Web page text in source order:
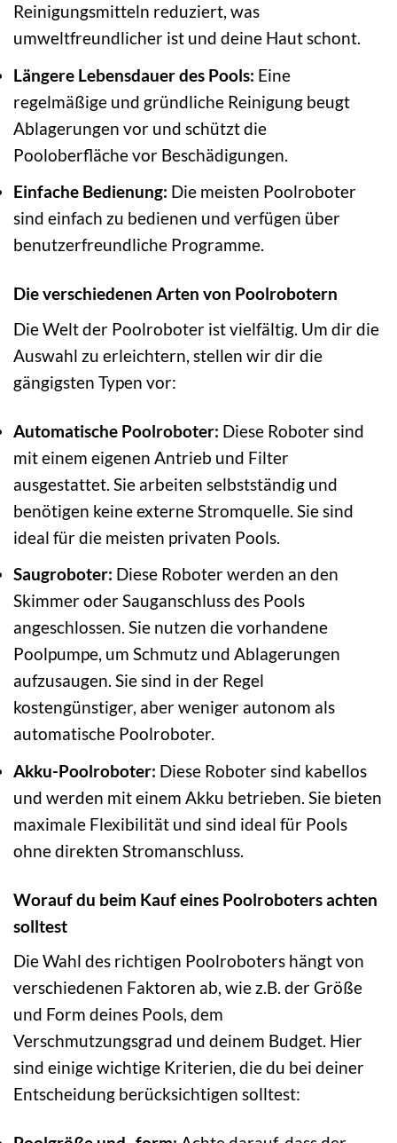
Reinigungsmitteln reduziert, was
umweltfreundlicher ist und deine Haut schont.
Längere Lebensdauer des Pools: Eine
regelmäßige und gründliche Reinigung beugt
Ablagerungen vor und schützt die
Pooloberfläche vor Beschädigungen.
Einfache Bedienung: Die meisten Poolroboter
sind einfach zu bedienen und verfügen über
benutzerfreundliche Programme.
Die verschiedenen Arten von Poolrobotern
Die Welt der Poolroboter ist vielfältig. Um dir die
Auswahl zu erleichtern, stellen wir dir die
gängigsten Typen vor:
Automatische Poolroboter: Diese Roboter sind
mit einem eigenen Antrieb und Filter
ausgestattet. Sie arbeiten selbstständig und
benötigen keine externe Stromquelle. Sie sind
ideal für die meisten privaten Pools.
Saugroboter: Diese Roboter werden an den
Skimmer oder Sauganschluss des Pools
angeschlossen. Sie nutzen die vorhandene
Poolpumpe, um Schmutz und Ablagerungen
aufzusaugen. Sie sind in der Regel
kostengünstiger, aber weniger autonom als
automatische Poolroboter.
Akku-Poolroboter: Diese Roboter sind kabellos
und werden mit einem Akku betrieben. Sie bieten
maximale Flexibilität und sind ideal für Pools
ohne direkten Stromanschluss.
Worauf du beim Kauf eines Poolroboters achten
solltest
Die Wahl des richtigen Poolroboters hängt von
verschiedenen Faktoren ab, wie z.B. der Größe
und Form deines Pools, dem
Verschmutzungsgrad und deinem Budget. Hier
sind einige wichtige Kriterien, die du bei deiner
Entscheidung berücksichtigen solltest: